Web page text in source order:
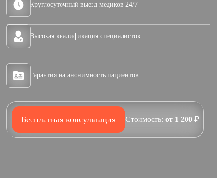
Круглосуточный выезд медиков 24/7
Высокая квалификация специалистов
Гарантия на анонимность пациентов
Бесплатная консультация Стоимость: от 1 200 ₽